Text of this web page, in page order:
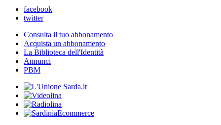
facebook
twitter
Consulta il tuo abbonamento
Acquista un abbonamento
La Biblioteca dell'Identità
Annunci
PBM